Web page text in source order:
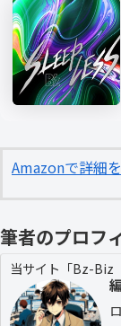
Amazonで詳細
筆者のプロフ
当サイト「Bz-Biz